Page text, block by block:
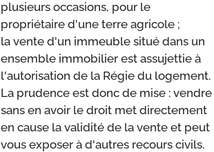
plusieurs occasions, pour le
propriétaire d'une terre agricole ;
la vente d'un immeuble situé dans un
ensemble immobilier est assujettie à
l'autorisation de la Régie du logement.
La prudence est donc de mise : vendre
sans en avoir le droit met directement
en cause la validité de la vente et peut
vous exposer à d'autres recours civils.